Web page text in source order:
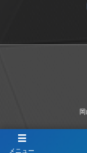
メニュー
キーエンス流性弱
ノートルダム
ノートルダム清心女